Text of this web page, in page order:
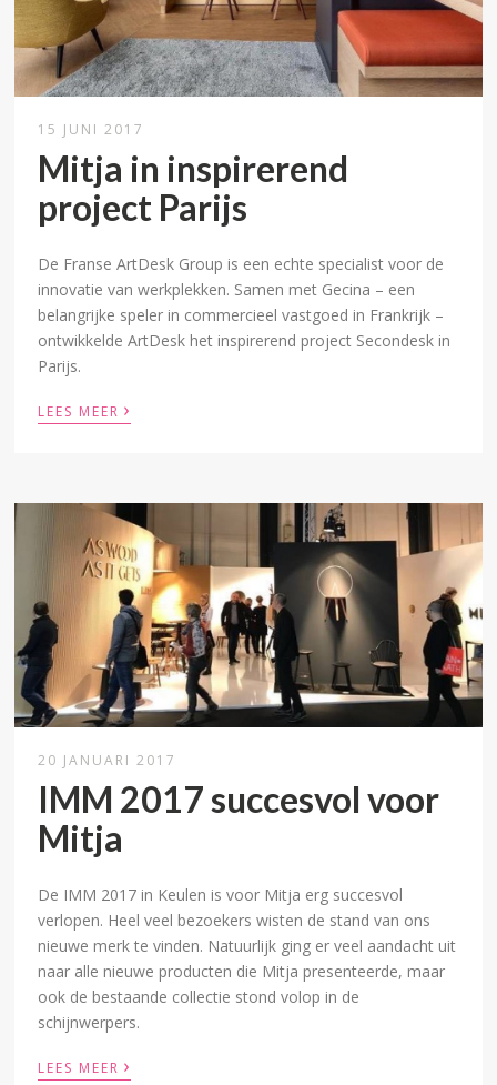
15 JUNI 2017
Mitja in inspirerend
project Parijs
De Franse ArtDesk Group is een echte specialist voor de
innovatie van werkplekken. Samen met Gecina – een
belangrijke speler in commercieel vastgoed in Frankrijk –
ontwikkelde ArtDesk het inspirerend project Secondesk in
Parijs.
LEES MEER ›
20 JANUARI 2017
IMM 2017 succesvol voor
Mitja
De IMM 2017 in Keulen is voor Mitja erg succesvol
verlopen. Heel veel bezoekers wisten de stand van ons
nieuwe merk te vinden. Natuurlijk ging er veel aandacht uit
naar alle nieuwe producten die Mitja presenteerde, maar
ook de bestaande collectie stond volop in de
schijnwerpers.
LEES MEER ›